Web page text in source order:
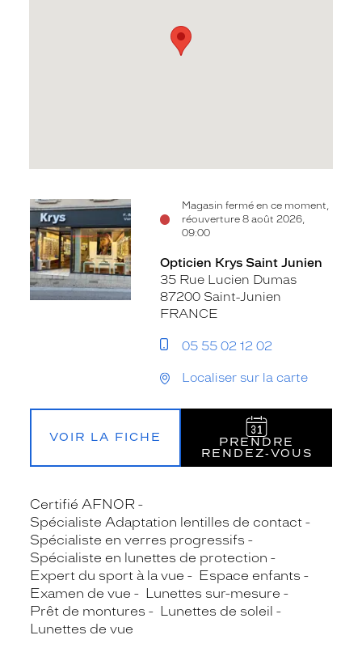
Magasin fermé en ce moment,
réouverture 8 août 2026,
09:00
Voir
la
fiche
Opticien Krys Saint Junien
35 Rue Lucien Dumas
87200 Saint-Junien
FRANCE
05 55 02 12 02
Localiser sur la carte
VOIR LA FICHE
PRENDRE
RENDEZ‑VOUS
Certifié AFNOR
Spécialiste Adaptation lentilles de contact
Spécialiste en verres progressifs
Spécialiste en lunettes de protection
Expert du sport à la vue
Espace enfants
Examen de vue
Lunettes sur-mesure
Prêt de montures
Lunettes de soleil
Lunettes de vue